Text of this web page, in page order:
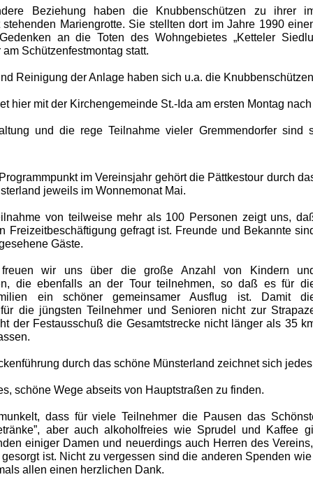
Beziehung haben die Knubbenschützen zu ihrer
stehenden Mariengrotte. Sie stellten dort im Jahre 1990
an die Toten des Wohngebietes „Ketteler
Schützenfestmontag statt.
Reinigung der Anlage haben sich u.a. die
hier mit der Kirchengemeinde St.-Ida am ersten Montag
und die rege Teilnahme vieler Gremmendorfer sind
im Vereinsjahr gehört die Pättkestour durch
jeweils im Wonnemonat Mai.
von teilweise mehr als 100 Personen zeigt uns,
Freizeitbeschäftigung gefragt ist. Freunde und Bekannte
Gäste.
freuen wir uns über die große Anzahl von Kindern
die ebenfalls an der Tour teilnehmen, so daß es für
ein schöner gemeinsamer Ausflug ist. Damit
die jüngsten Teilnehmer und Senioren nicht zur
der Festausschuß die Gesamtstrecke nicht länger als 35
durch das schöne Münsterland zeichnet sich
schöne Wege abseits von Hauptstraßen zu finden.
dass für viele Teilnehmer die Pausen das
aber auch alkoholfreies wie Sprudel und Kaffee
einiger Damen und neuerdings auch Herren des
gesorgt ist. Nicht zu vergessen sind die anderen Spenden
allen einen herzlichen Dank.